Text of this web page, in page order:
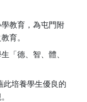
教育，為屯門附
育。
「德、智、體、
此培養學生優良的